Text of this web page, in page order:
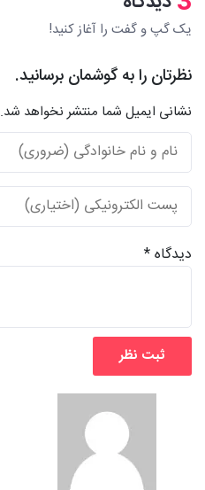
یک گپ و گفت را آغاز کنید!
نظرتان را به گوشمان برسانید.
نشانی ایمیل شما منتشر نخواهد شد.
دیدگاه *